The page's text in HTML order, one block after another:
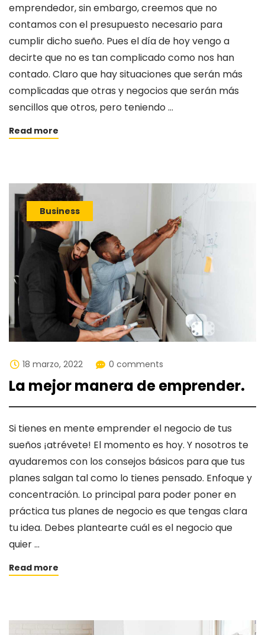
emprendedor, sin embargo, creemos que no
contamos con el presupuesto necesario para
cumplir dicho sueño. Pues el día de hoy vengo a
decirte que no es tan complicado como nos han
contado. Claro que hay situaciones que serán más
complicadas que otras y negocios que serán más
sencillos que otros, pero teniendo …
Read more
Business
18 marzo, 2022 0 comments
La mejor manera de emprender.
Si tienes en mente emprender el negocio de tus
sueños ¡atrévete! El momento es hoy. Y nosotros te
ayudaremos con los consejos básicos para que tus
planes salgan tal como lo tienes pensado. Enfoque y
concentración. Lo principal para poder poner en
práctica tus planes de negocio es que tengas clara
tu idea. Debes plantearte cuál es el negocio que
quier …
Read more